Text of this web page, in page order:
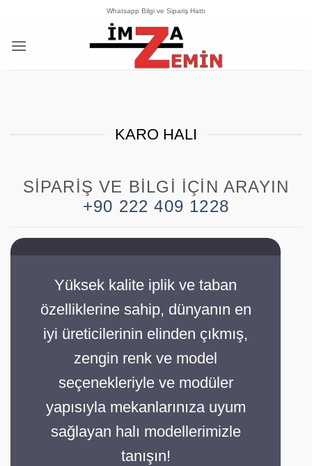
Whatsapp Bilgi ve Sipariş Hattı
KARO HALI
SIPARIŞ VE BILGI İÇIN ARAYIN
+90 222 409 1228
Yüksek kalite iplik ve taban
özelliklerine sahip, dünyanın en
iyi üreticilerinin elinden çıkmış,
zengin renk ve model
seçenekleriyle ve modüler
yapısıyla mekanlarınıza uyum
sağlayan halı modellerimizle
tanışın!